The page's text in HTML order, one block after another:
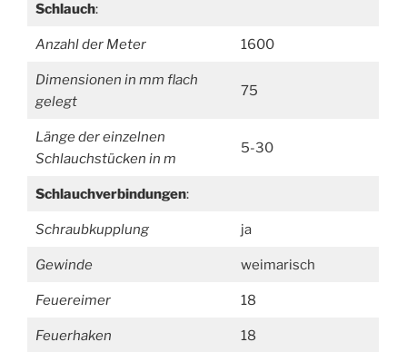
Schlauch:
Anzahl der Meter 1600
Dimensionen in mm flach
gelegt
75
Länge der einzelnen
Schlauchstücken in m
5-30
Schlauchverbindungen:
Schraubkupplung ja
Gewinde weimarisch
Feuereimer 18
Feuerhaken 18